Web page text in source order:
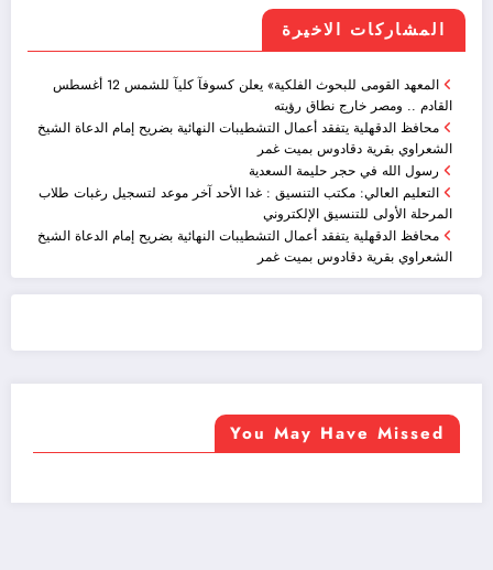
المشاركات الاخيرة
المعهد القومى للبحوث الفلكية» يعلن كسوفآ كليآ للشمس 12 أغسطس
القادم .. ومصر خارج نطاق رؤيته
محافظ الدقهلية يتفقد أعمال التشطيبات النهائية بضريح إمام الدعاة الشيخ
الشعراوي بقرية دقادوس بميت غمر
رسول الله في حجر حليمة السعدية
التعليم العالي: مكتب التنسيق : غدا الأحد آخر موعد لتسجيل رغبات طلاب
المرحلة الأولى للتنسيق الإلكتروني
محافظ الدقهلية يتفقد أعمال التشطيبات النهائية بضريح إمام الدعاة الشيخ
الشعراوي بقرية دقادوس بميت غمر
You May Have Missed